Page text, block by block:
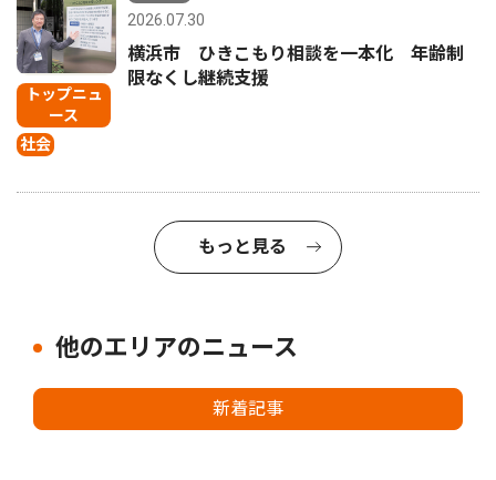
トップニュ
ース
社会
2026.07.30
横浜市 ひきこもり相談を一本化 年齢制
限なくし継続支援
もっと見る
他のエリアのニュース
新着記事